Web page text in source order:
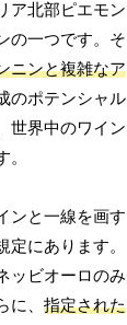
ア北部ピエモン
の一つです。そ
ニンと複雑なア
のポテンシャル
世界中のワイン
。
ンと一線を画す
定にあります。
ッビオーロのみ
に、指定された